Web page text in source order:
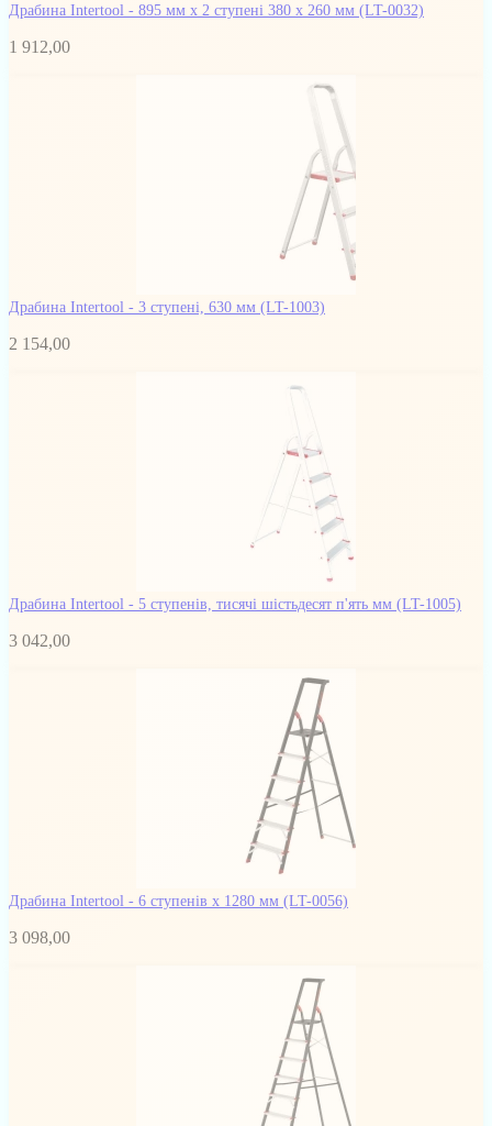
Драбина Intertool - 895 мм х 2 ступені 380 х 260 мм (LT-0032)
1 912,00
Драбина Intertool - 3 ступені, 630 мм (LT-1003)
2 154,00
Драбина Intertool - 5 ступенів, тисячі шістьдесят п'ять мм (LT-1005)
3 042,00
Драбина Intertool - 6 ступенів x 1280 мм (LT-0056)
3 098,00